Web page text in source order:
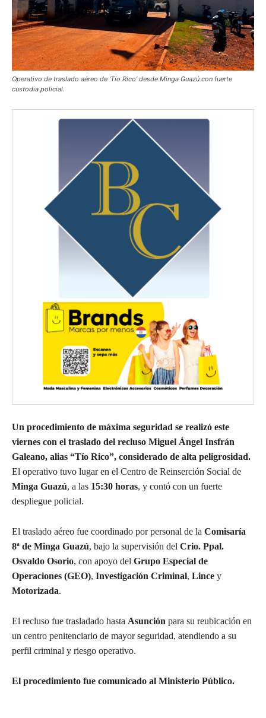
Operativo de traslado aéreo de ‘Tío Rico’ desde Minga Guazú con fuerte
custodia policial.
Un procedimiento de máxima seguridad se realizó este
viernes con el traslado del recluso Miguel Ángel Insfrán
Galeano, alias “Tío Rico”, considerado de alta peligrosidad.
El operativo tuvo lugar en el Centro de Reinserción Social de
Minga Guazú, a las 15:30 horas, y contó con un fuerte
despliegue policial.
El traslado aéreo fue coordinado por personal de la Comisaría
8ª de Minga Guazú, bajo la supervisión del Crio. Ppal.
Osvaldo Osorio, con apoyo del Grupo Especial de
Operaciones (GEO), Investigación Criminal, Lince y
Motorizada.
El recluso fue trasladado hasta Asunción para su reubicación en
un centro penitenciario de mayor seguridad, atendiendo a su
perfil criminal y riesgo operativo.
El procedimiento fue comunicado al Ministerio Público.